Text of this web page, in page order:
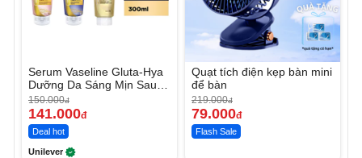
Serum Vaseline Gluta-Hya
Dưỡng Da Sáng Mịn Sau 7
Ngày
150.000đ
141.000đ
Deal hot
Unilever
Quạt tích điện kẹp bàn mini
để bàn
219.000đ
79.000đ
Flash Sale